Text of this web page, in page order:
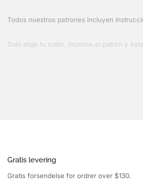
Todos nuestros patrones incluyen
Solo elige tu estilo, imprime el patrón y
Gratis levering
Gratis forsendelse for ordrer over $130.